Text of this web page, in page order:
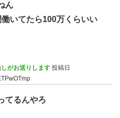
ん
いてたら100万くらいい
がお送りします 投稿日
てるんやろ